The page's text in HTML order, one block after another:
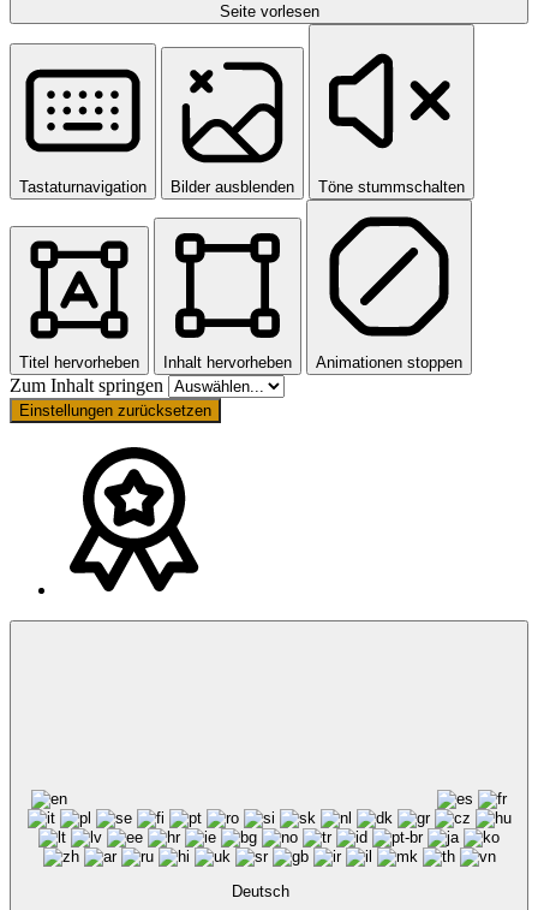
Seite vorlesen
Tastaturnavigation Bilder ausblenden Töne stummschalten
Titel hervorheben Inhalt hervorheben Animationen stoppen
Zum Inhalt springen
Einstellungen zurücksetzen
Deutsch